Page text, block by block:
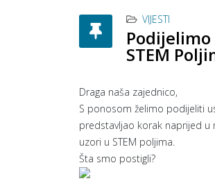
VIJESTI
STEM
Draga naša zajednico,
S ponosom želimo podijeliti
predstavljao korak naprijed u
uzori u STEM poljima.
Šta smo postigli?